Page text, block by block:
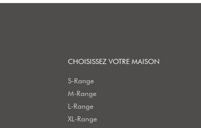
CHOISISSEZ VOTRE MAISON
S-Range
M-Range
L-Range
XL-Range